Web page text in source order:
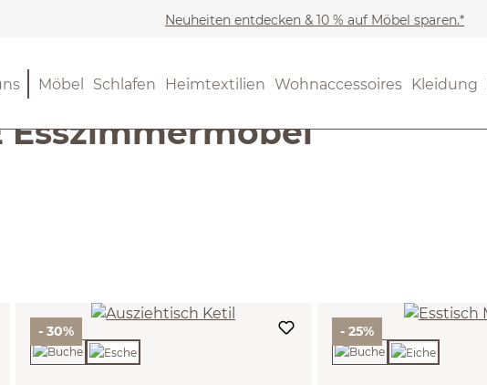
Neuheiten entdecken & 10 % auf Möbel sparen.*
Möbel Schlafen Heimtextilien Wohnaccessoires Kleidung
Esszimmermöbel
- 30% - 25%